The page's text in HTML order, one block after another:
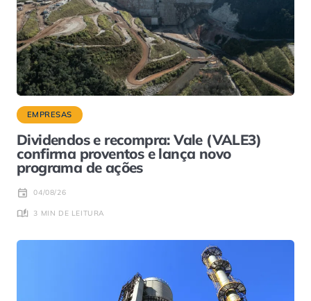
EMPRESAS
Dividendos e recompra: Vale (VALE3)
confirma proventos e lança novo
programa de ações
04/08/26
3 MIN DE LEITURA